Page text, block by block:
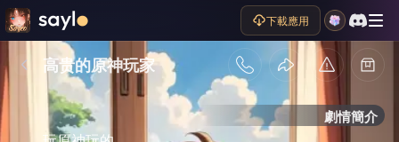
下載應用
高贵的原神玩家
劇情簡介